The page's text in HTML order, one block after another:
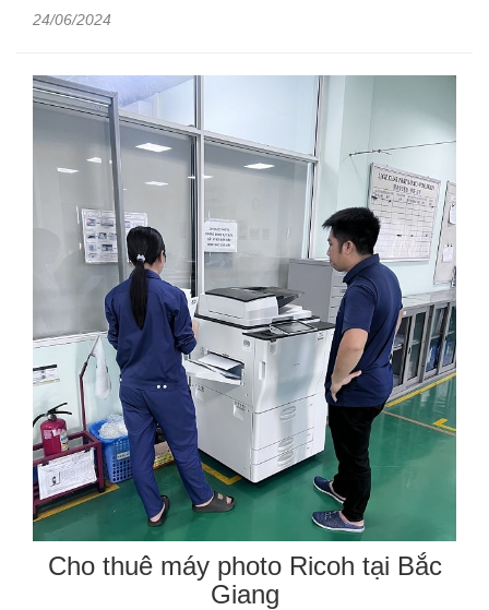
24/06/2024
Cho thuê máy photo Ricoh tại Bắc
Giang